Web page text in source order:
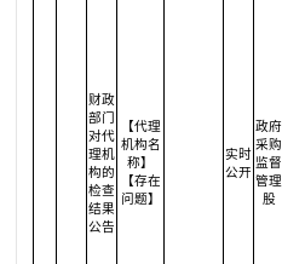
财政
部门
对代
理机
构的
检查
结果
公告
【代理
机构名
称】
【存在
问题】
实时
公开
政府
采购
监督
管理
股